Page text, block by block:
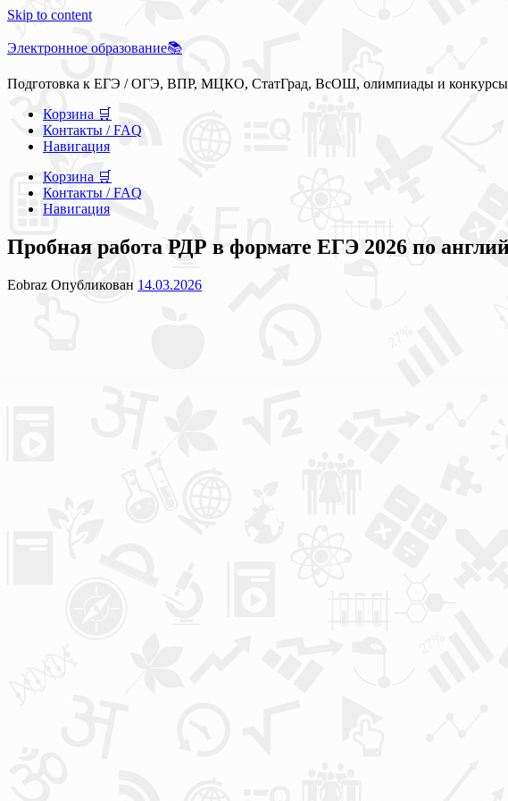
Skip to content
Электронное образование📚
Подготовка к ЕГЭ / ОГЭ, ВПР, МЦКО, СтатГрад, ВсОШ, олимпиады и конкурсы
Корзина 🛒
Контакты / FAQ
Навигация
Корзина 🛒
Контакты / FAQ
Навигация
Пробная работа РДР в формате ЕГЭ 2026 по
Eobraz Опубликован 14.03.2026